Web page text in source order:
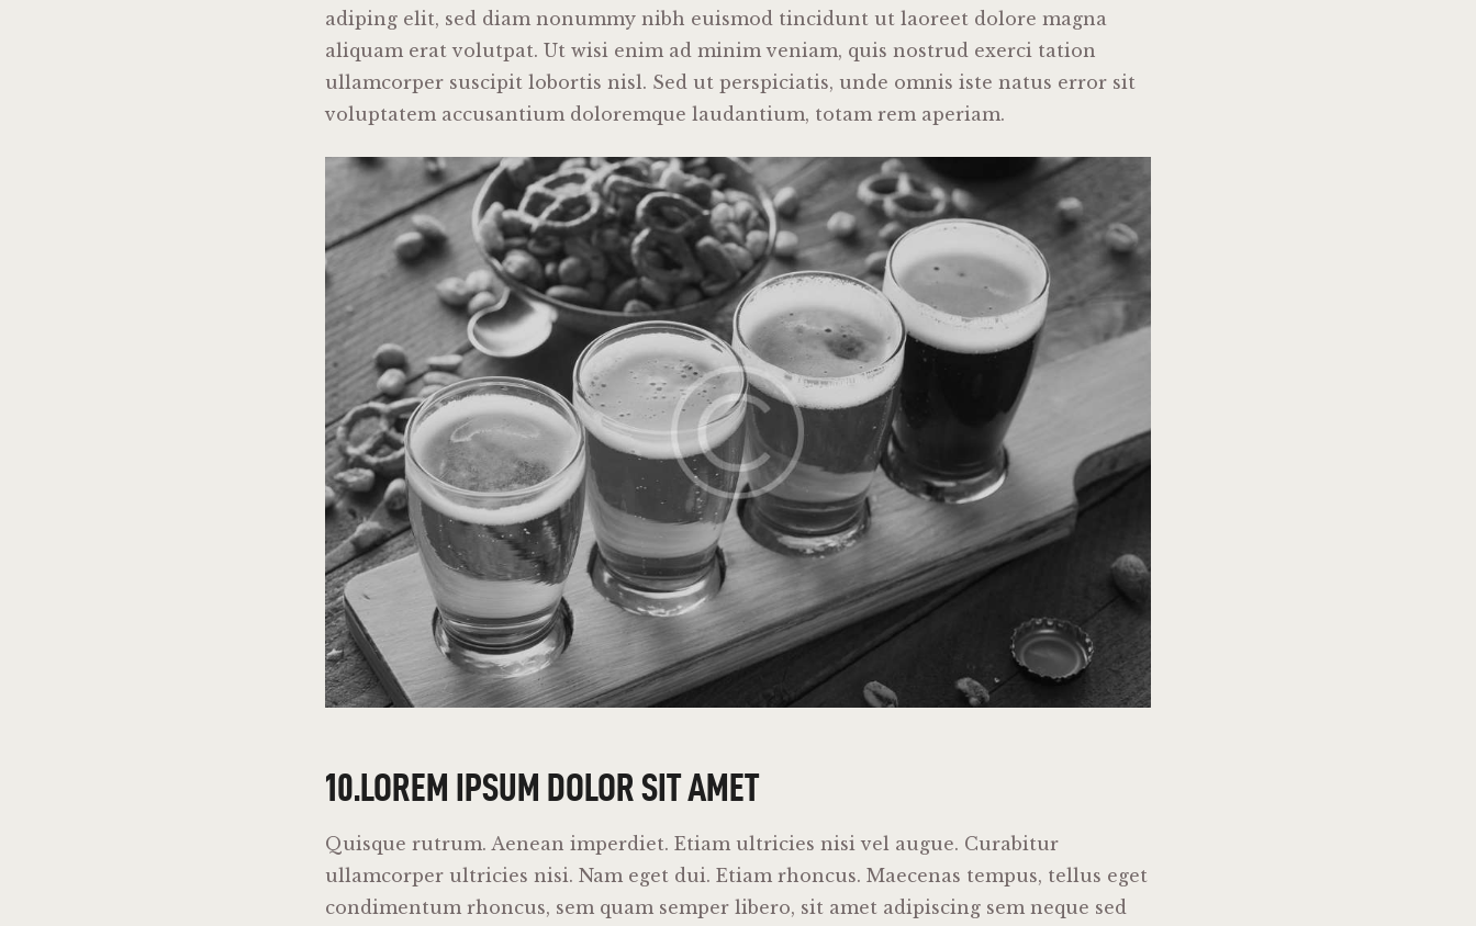
adiping elit, sed diam nonummy nibh euismod tincidunt ut laoreet dolore magna
aliquam erat volutpat. Ut wisi enim ad minim veniam, quis nostrud exerci tation
ullamcorper suscipit lobortis nisl. Sed ut perspiciatis, unde omnis iste natus error sit
voluptatem accusantium doloremque laudantium, totam rem aperiam.
10.LOREM IPSUM DOLOR SIT AMET
Quisque rutrum. Aenean imperdiet. Etiam ultricies nisi vel augue. Curabitur
ullamcorper ultricies nisi. Nam eget dui. Etiam rhoncus. Maecenas tempus, tellus eget
condimentum rhoncus, sem quam semper libero, sit amet adipiscing sem neque sed